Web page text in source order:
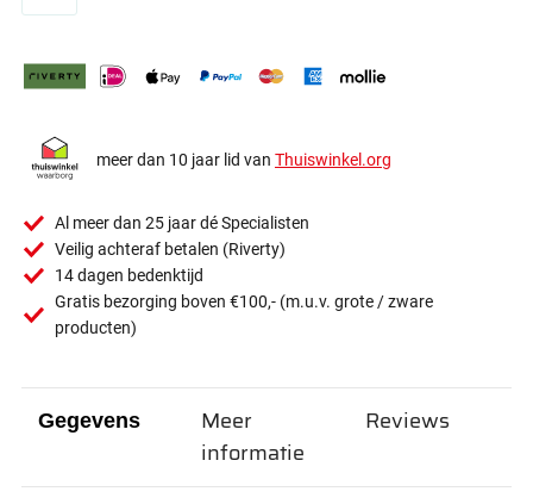
meer dan 10 jaar lid van Thuiswinkel.org
Al meer dan 25 jaar dé Specialisten
Veilig achteraf betalen (Riverty)
14 dagen bedenktijd
Gratis bezorging boven €100,- (m.u.v. grote / zware
producten)
Gegevens
Meer
informatie
Reviews